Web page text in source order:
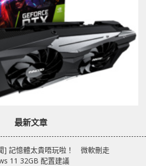
最新文章
] 記憶體太貴唔玩啦！ 微軟刪走
11 32GB 配置建議